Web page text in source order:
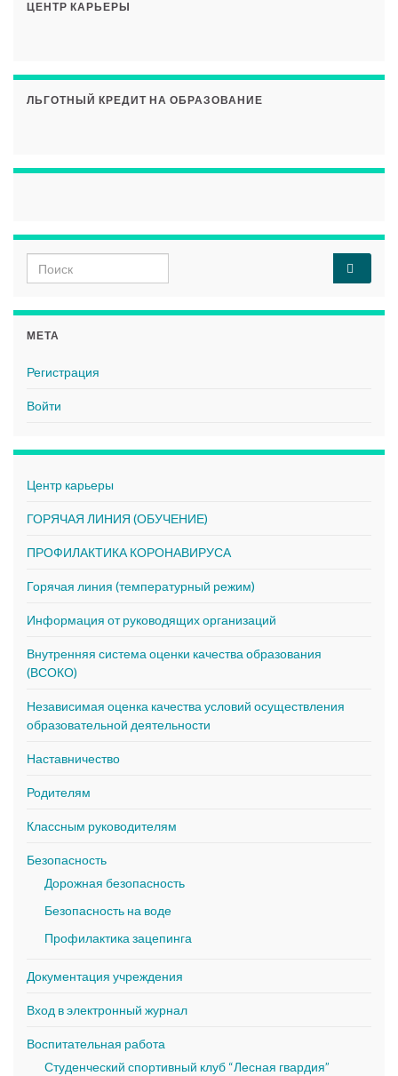
ЦЕНТР КАРЬЕРЫ
ЛЬГОТНЫЙ КРЕДИТ НА ОБРАЗОВАНИЕ
Search for:
МЕТА
Регистрация
Войти
Центр карьеры
ГОРЯЧАЯ ЛИНИЯ (ОБУЧЕНИЕ)
ПРОФИЛАКТИКА КОРОНАВИРУСА
Горячая линия (температурный режим)
Информация от руководящих организаций
Внутренняя система оценки качества образования
(ВСОКО)
Независимая оценка качества условий осуществления
образовательной деятельности
Наставничество
Родителям
Классным руководителям
Безопасность
Дорожная безопасность
Безопасность на воде
Профилактика зацепинга
Документация учреждения
Вход в электронный журнал
Воспитательная работа
Студенческий спортивный клуб “Лесная гвардия”